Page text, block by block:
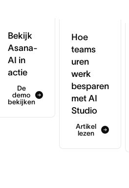
Bekijk
Asana-
AI in
actie
De
demo
bekijken
Hoe
teams
uren
werk
besparen
met AI
Studio
Artikel
lezen